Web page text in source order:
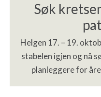
Søk
Helgen 17. – 19.
stabelen igjen og nå
planleggere for